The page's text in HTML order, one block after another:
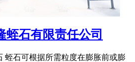
蛭石有限责任公司
蛭石可根据所需粒度在膨胀前或膨